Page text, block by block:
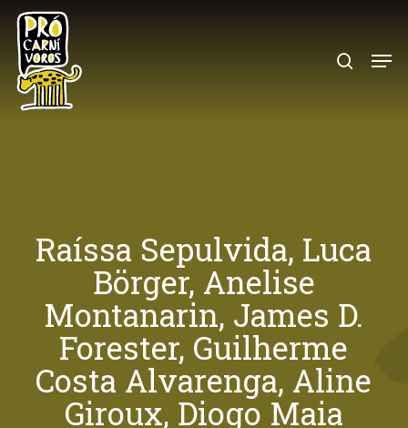
Skip
main
content
Menu
Raíssa Sepulvida, Luca
Börger, Anelise
Montanarin, James D.
Forester, Guilherme
Costa Alvarenga, Aline
Giroux, Diogo Maia